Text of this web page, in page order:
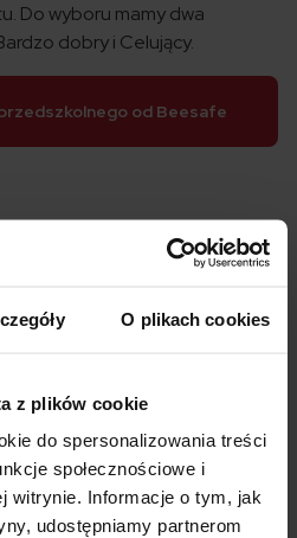
O plikach cookies
z plików cookie
do spersonalizowania treści
społecznościowe i
witrynie. Informacje o tym, jak
udostępniamy partnerom
Do wyboru mamy dwa
dobry i Celujący.
od Beesafe
ochrona
tańszy pakiet jako
wiele zdarzeń, na jakie
odszkodowanie w
do nawet 15.000 zł.
kosztów poszukiwania w
infromatyczną dziecka.